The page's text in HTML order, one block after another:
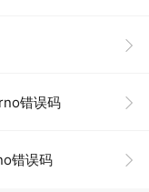
错误码
错误码